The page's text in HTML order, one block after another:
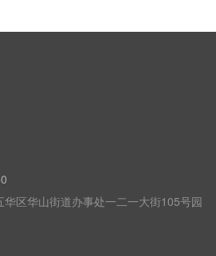
区华山街道办事处一二一大街105号园